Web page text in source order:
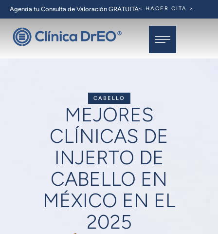
Agenda tu Consulta de Valoración GRATUITA< HACER CITA >
CABELLO
MEJORES
CLÍNICAS DE
INJERTO DE
CABELLO EN
MÉXICO EN EL
2025